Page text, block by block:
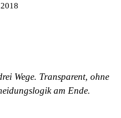
Wege. Transparent, ohne
am Ende.